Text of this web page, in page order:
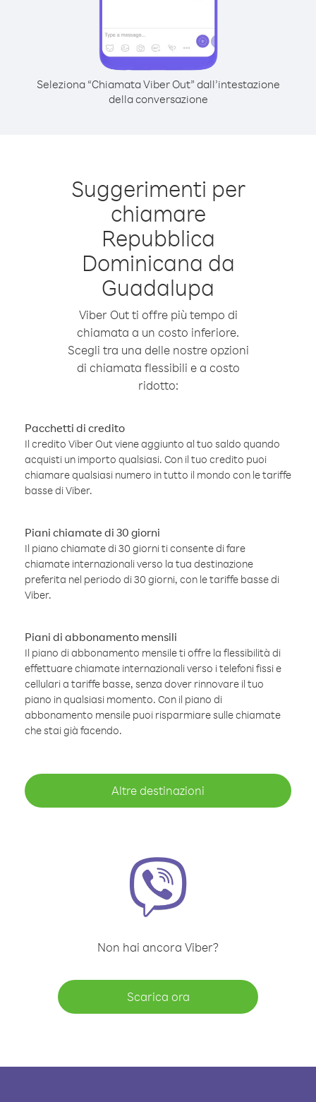
Seleziona “Chiamata Viber Out” dall’intestazione
della conversazione
Suggerimenti per
chiamare
Repubblica
Dominicana da
Guadalupa
Viber Out ti offre più tempo di
chiamata a un costo inferiore.
Scegli tra una delle nostre opzioni
di chiamata flessibili e a costo
ridotto:
Pacchetti di credito
Il credito Viber Out viene aggiunto al tuo saldo quando
acquisti un importo qualsiasi. Con il tuo credito puoi
chiamare qualsiasi numero in tutto il mondo con le tariffe
basse di Viber.
Piani chiamate di 30 giorni
Il piano chiamate di 30 giorni ti consente di fare
chiamate internazionali verso la tua destinazione
preferita nel periodo di 30 giorni, con le tariffe basse di
Viber.
Piani di abbonamento mensili
Il piano di abbonamento mensile ti offre la flessibilità di
effettuare chiamate internazionali verso i telefoni fissi e
cellulari a tariffe basse, senza dover rinnovare il tuo
piano in qualsiasi momento. Con il piano di
abbonamento mensile puoi risparmiare sulle chiamate
che stai già facendo.
Altre destinazioni
Non hai ancora Viber?
Scarica ora